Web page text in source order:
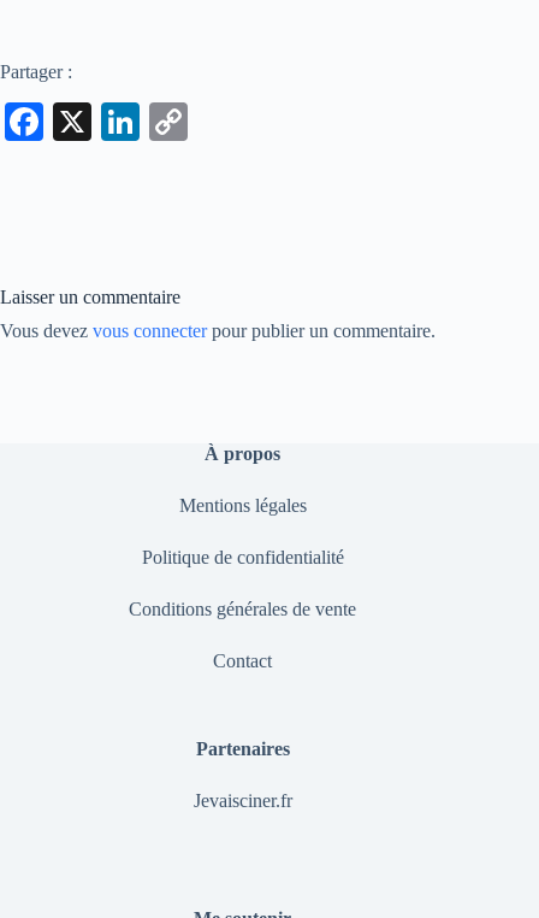
Partager :
Fa
X
Li
Laisser un commentaire
Vous devez vous connecterpour publier un commentaire.
À propos
Mentions légales
Politique de confidentialité
Conditions générales de vente
Contact
Partenaires
Jevaisciner.fr